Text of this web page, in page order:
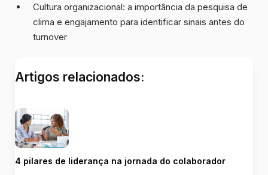
Cultura organizacional: a importância da pesquisa de
clima e engajamento para identificar sinais antes do
turnover
Artigos relacionados:
4 pilares de liderança na jornada do colaborador